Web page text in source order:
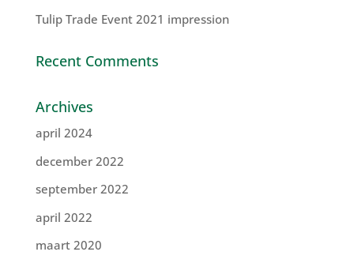
Tulip Trade Event 2021 impression
Recent Comments
Archives
april 2024
december 2022
september 2022
april 2022
maart 2020